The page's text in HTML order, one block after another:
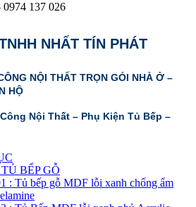
137 026
NHẤT TÍN PHÁT
NỘI THẤT TRỌN GÓI NHÀ Ở –
HỘ
Nội Thất – Phụ Kiện Tủ Bếp –
BẾP GỖ
: Tủ bếp gỗ MDF lỗi xanh chống ẩm